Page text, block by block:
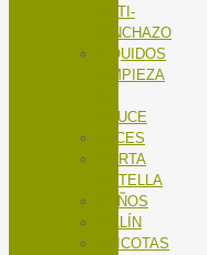
ANTI-
PINCHAZO
LÍQUIDOS
LIMPIEZA
SAUCE
LUCES
PORTA
BOTELLA
PUÑOS
SILLÍN
TRICOTAS